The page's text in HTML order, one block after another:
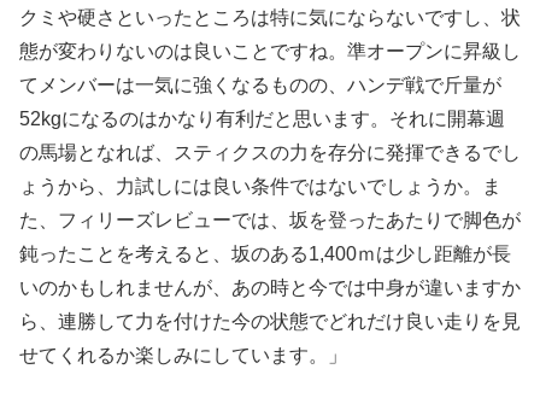
クミや硬さといったところは特に気にならないですし、状
態が変わりないのは良いことですね。準オープンに昇級し
てメンバーは一気に強くなるものの、ハンデ戦で斤量が
52kgになるのはかなり有利だと思います。それに開幕週
の馬場となれば、スティクスの力を存分に発揮できるでし
ょうから、力試しには良い条件ではないでしょうか。ま
た、フィリーズレビューでは、坂を登ったあたりで脚色が
鈍ったことを考えると、坂のある1,400ｍは少し距離が長
いのかもしれませんが、あの時と今では中身が違いますか
ら、連勝して力を付けた今の状態でどれだけ良い走りを見
せてくれるか楽しみにしています。」